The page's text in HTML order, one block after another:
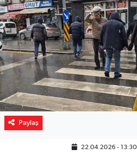
Paylaş
22.04.2026 - 13:30
Yaşam
Resmi ilanlar